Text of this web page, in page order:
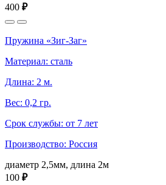
400 ₽
Пружина «Зиг-Заг»
Материал: сталь
Длина: 2 м.
Вес: 0,2 гр.
Срок службы: от 7 лет
Производство: Россия
диаметр 2,5мм, длина 2м
100 ₽